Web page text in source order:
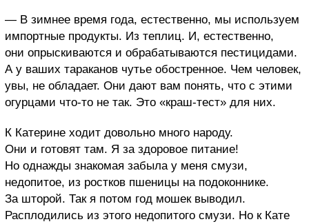
— В зимнее время года, естественно, мы используем
импортные продукты. Из теплиц. И, естественно,
они опрыскиваются и обрабатываются пестицидами.
А у ваших тараканов чутье обостренное. Чем человек,
увы, не обладает. Они дают вам понять, что с этими
огурцами что-то не так. Это «краш-тест» для них.
К Катерине ходит довольно много народу.
Они и готовят там. Я за здоровое питание!
Но однажды знакомая забыла у меня смузи,
недопитое, из ростков пшеницы на подоконнике.
За шторой. Так я потом год мошек выводил.
Расплодились из этого недопитого смузи. Но к Кате